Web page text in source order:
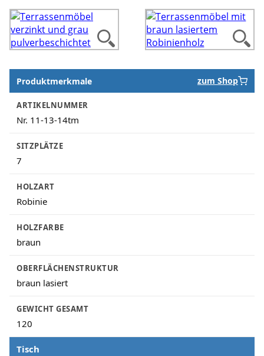
Produktmerkmale zum Shop
ARTIKELNUMMER
Nr. 11-13-14tm
SITZPLÄTZE
7
HOLZART
Robinie
HOLZFARBE
braun
OBERFLÄCHENSTRUKTUR
braun lasiert
GEWICHT GESAMT
120
Tisch